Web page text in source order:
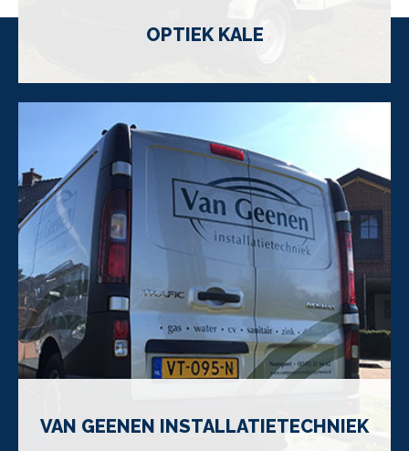
OPTIEK KALE
VAN GEENEN INSTALLATIETECHNIEK